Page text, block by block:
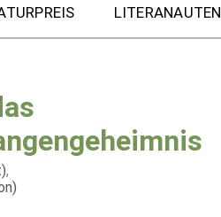
LITERANAUTEN
,